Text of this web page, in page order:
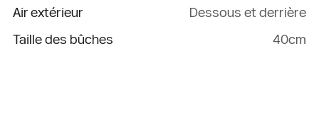
Air extérieur
Dessous et derrière
Taille des bûches
40cm